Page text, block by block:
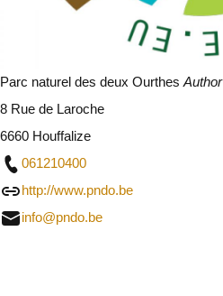
Parc naturel des deux Ourthes Author
8 Rue de Laroche
6660 Houffalize
061210400
http://www.pndo.be
info@pndo.be